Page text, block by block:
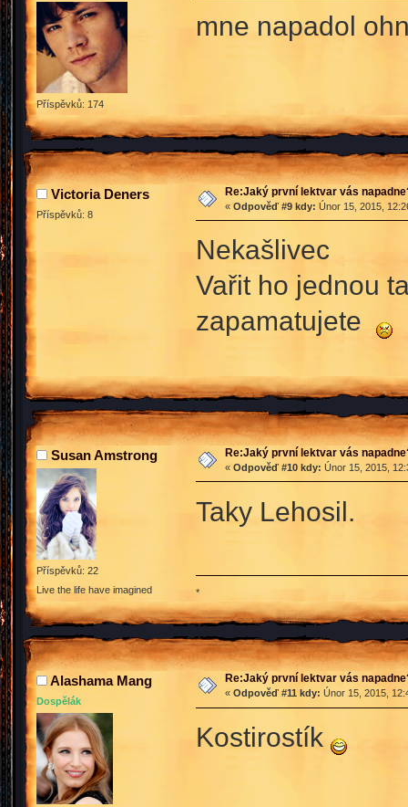
Příspěvků: 174
mne napadol
Victoria Deners
Příspěvků: 8
Re:Jaký první lektvar vás
« Odpověď #9 kdy: Únor 15, 2015,
Nekašlivec
Vařit ho jednou
zapamatujete
Susan Amstrong
Příspěvků: 22
Live the life have imagined
Re:Jaký první lektvar vás
« Odpověď #10 kdy: Únor 15, 2015,
Taky Lehosil.
*
Alashama Mang
Dospělák
Re:Jaký první lektvar vás
« Odpověď #11 kdy: Únor 15, 2015,
Kostirostík